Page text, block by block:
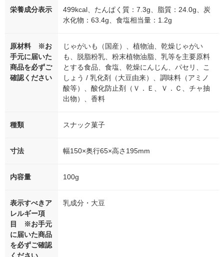
栄養成分表示
499kcal、たんぱく質：7.3g、脂質：24.0g、炭
水化物：63.4g、食塩相当量：1.2g
原材料 ※お
手元に届いた
商品を必ずご
確認ください
じゃがいも（国産）、植物油、乾燥じゃがい
も、脱脂粉乳、粉末植物油脂、乳等を主要原料
とする食品、食塩、乾燥にんじん、パセリ、こ
しょう / 乳化剤（大豆由来）、調味料（アミノ
酸等）、酸化防止剤（Ｖ．Ｅ、Ｖ．Ｃ、チャ抽
出物）、香料
種類 スナック菓子
寸法 幅150×奥行65×高さ195mm
内容量 100g
表示すべきア
レルギー項
目 ※お手元
に届いた商品
を必ずご確認
乳成分・大豆